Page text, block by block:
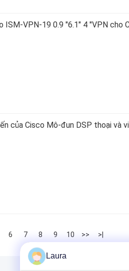
ISM-VPN-19 0.9 "6.1" 4 "VPN cho
của Cisco Mô-đun DSP thoại và
6 7 8 9 10 >> >|
Laura